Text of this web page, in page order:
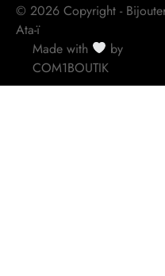
© 2026 Copyright -
Ata-ï
Made with
by
COM1BOUTIK